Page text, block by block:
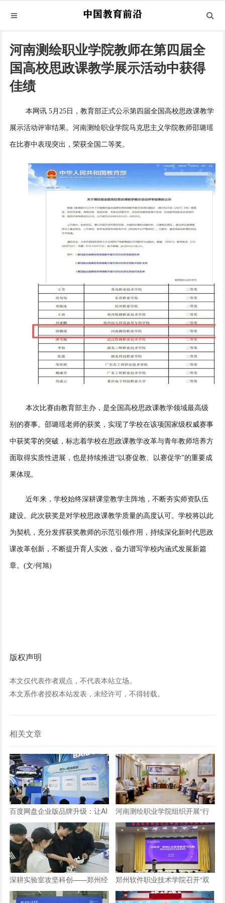
河南测绘职业学院教师在第四届全
国高校思政课教学展示活动中获得
佳绩
本网讯 5月25日，教育部正式公示第四届全国高校思政课教学
展示活动评审结果。河南测绘职业学院马克思主义学院教师邵璐瑶
在比赛中表现突出，荣获全国二等奖。
本次比赛由教育部主办，是全国高校思政课教学领域最高级
别的赛事。邵璐瑶老师的获奖，实现了学校在该项国家级权威赛事
中获奖零的突破，标志着学校在思政课教学改革与青年教师培养方
面取得实质性进展，也是持续推进“以赛促教、以赛促学”的重要成
果体现。
近年来，学校始终深耕课堂教学主阵地，不断夯实师资队伍
建设。此次获奖是对学校思政课教学质量的高度认可。学校将以此
为契机，充分发挥获奖教师的示范引领作用，持续深化新时代思政
课改革创新，不断提升育人实效，奋力谱写学校内涵式发展新篇
章。(文/何旭)
版权声明
本文仅代表作者观点，不代表本站立场。
本文系作者授权本站发表，未经许可，不得转载。
相关文章
百度网盘企业版品牌升级：让AI
长在数字资产上，成就“超级组
织”
河南测绘职业学院组织开展“行
走的思政课”实践教学活动
深耕实验室攻坚科创——郑州经
贸学院学子自研仿生机械手
郑州软件职业技术学院召开“双
师型”教师认定政策及企业实践